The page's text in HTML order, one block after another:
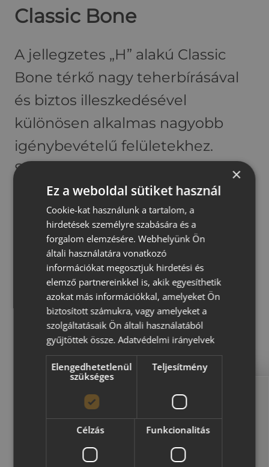
r
r
n
é
r
ő
Classic Bone
A jellegzetes „H” alakú Classic
Bone térkő nagy teherbírásával
és biztos illeszkedésével
különösen alkalmas nagyobb
igénybevételű felületekhez.
Stabil, záródó formája
megakadályozza a kövek
elmozdulását, így tartós
megoldást nyújt autóbeállókhoz,
parkolókhoz vagy ipari
területekhez. Szürke, piros és
antracit színeivel egyszerre
praktikus és visszafogott
megjelenésű. Klasszikus forma,
modern minőségben – hosszú
távra tervezve.
Classic Bone termékeinket 6 cm
és 8 cm vastagságban elegáns,
Megvan a térkő?
×
Ez a weboldal sütiket használ
Cookie-kat használunk a tartalom, a
hirdetések személyre szabására és a
forgalom elemzésére. Webhelyünk Ön
általi használatára vonatkozó
információkat megosztjuk hirdetési és
elemző partnereinkkel is, akik egyesíthetik
azokat más információkkal, amelyeket Ön
biztosított számukra, vagy amelyeket a
szolgáltatásaik Ön általi használatából
gyűjtöttek össze.Adatvédelmi irányelvek
Elengedhetetlenül
szükséges
Teljesítmény
Célzás Funkcionalitás